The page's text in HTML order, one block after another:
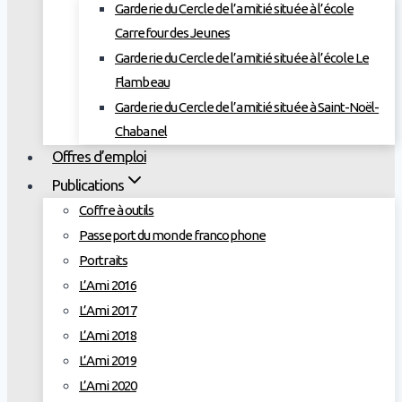
Garderie du Cercle de l’amitié située à l’école
Carrefour des Jeunes
Garderie du Cercle de l’amitié située à l’école Le
Flambeau
Garderie du Cercle de l’amitié située à Saint-Noël-
Chabanel
Offres d’emploi
Publications
Coffre à outils
Passeport du monde francophone
Portraits
L’Ami 2016
L’Ami 2017
L’Ami 2018
L’Ami 2019
L’Ami 2020